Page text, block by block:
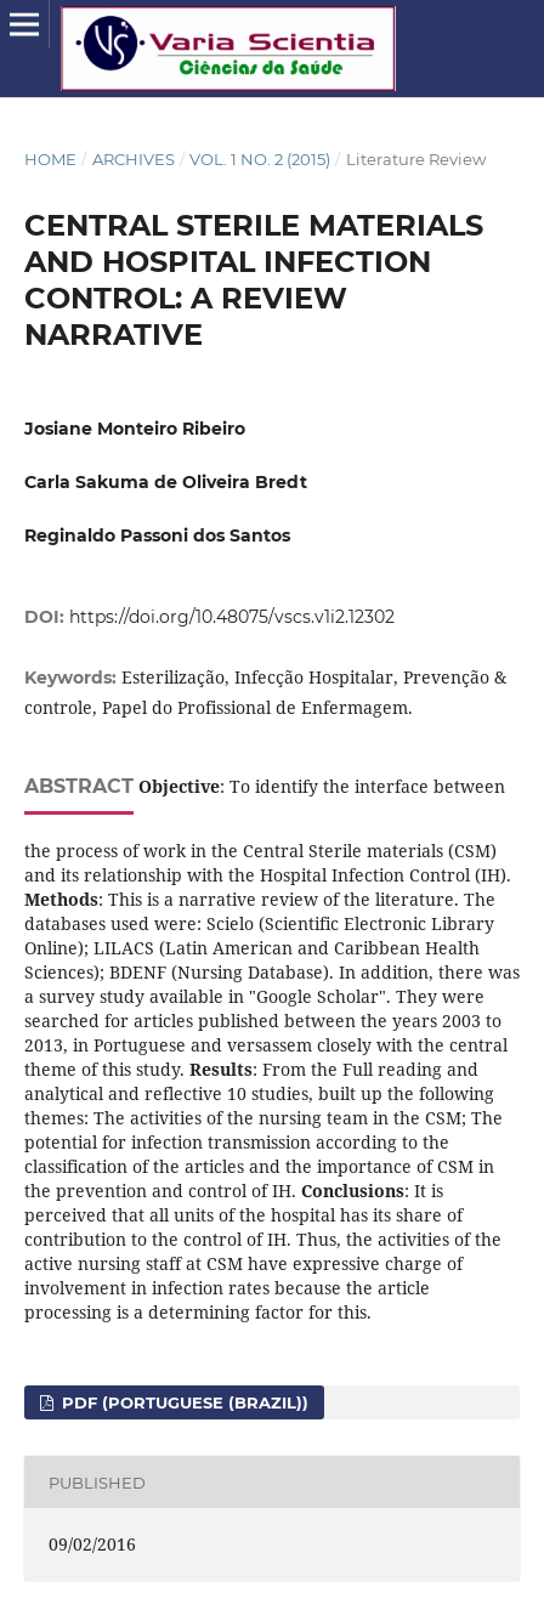
HOME / ARCHIVES / VOL. 1 NO. 2 (2015) / Literature Review
CENTRAL STERILE MATERIALS
AND HOSPITAL INFECTION
CONTROL: A REVIEW
NARRATIVE
Josiane Monteiro Ribeiro
Carla Sakuma de Oliveira Bredt
Reginaldo Passoni dos Santos
DOI: https://doi.org/10.48075/vscs.v1i2.12302
Keywords: Esterilização, Infecção Hospitalar, Prevenção &
controle, Papel do Profissional de Enfermagem.
ABSTRACT Objective: To identify the interface between
the process of work in the Central Sterile materials (CSM)
and its relationship with the Hospital Infection Control (IH).
Methods: This is a narrative review of the literature. The
databases used were: Scielo (Scientific Electronic Library
Online); LILACS (Latin American and Caribbean Health
Sciences); BDENF (Nursing Database). In addition, there was
a survey study available in "Google Scholar". They were
searched for articles published between the years 2003 to
2013, in Portuguese and versassem closely with the central
theme of this study. Results: From the Full reading and
analytical and reflective 10 studies, built up the following
themes: The activities of the nursing team in the CSM; The
potential for infection transmission according to the
classification of the articles and the importance of CSM in
the prevention and control of IH. Conclusions: It is
perceived that all units of the hospital has its share of
contribution to the control of IH. Thus, the activities of the
active nursing staff at CSM have expressive charge of
involvement in infection rates because the article
processing is a determining factor for this.
PDF (PORTUGUESE (BRAZIL))
PUBLISHED
09/02/2016